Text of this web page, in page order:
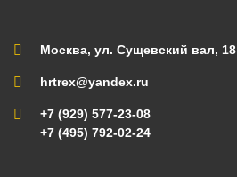
Москва, ул. Сущевский вал, 18
hrtrex@yandex.ru
+7 (929) 577-23-08
+7 (495) 792-02-24